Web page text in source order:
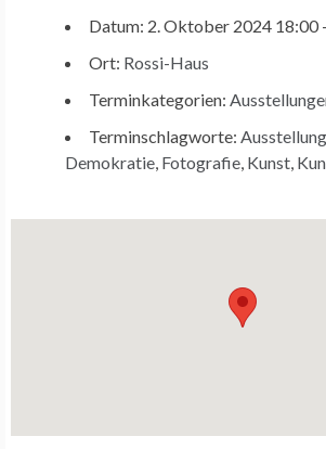
Datum: 2. Oktober 2024 18:00
Ort: Rossi-Haus
Terminkategorien:
Terminschlagworte: Ausstellung
Demokratie, Fotografie, Kunst,